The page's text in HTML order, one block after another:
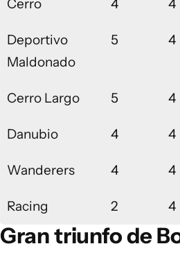
Cerro 4 4
Deportivo
Maldonado
5 4
Cerro Largo 5 4
Danubio 4 4
Wanderers 4 4
Racing 2 4
Gran triunfo de